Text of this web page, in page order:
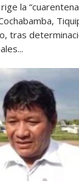
la
tras